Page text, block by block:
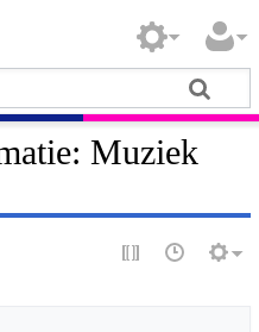
Muziek